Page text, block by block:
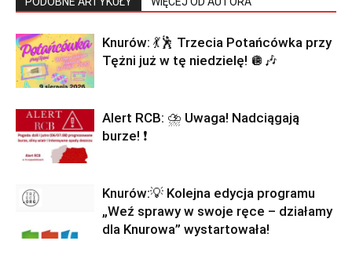
Knurów: 💃🕺 Trzecia Potańcówka przy
Tężni już w tę niedzielę! 🪩🎶
Alert RCB: ⛈ Uwaga! Nadciągają
burze! ❗
Knurów:💡 Kolejna edycja programu
„Weź sprawy w swoje ręce – działamy
dla Knurowa” wystartowała!